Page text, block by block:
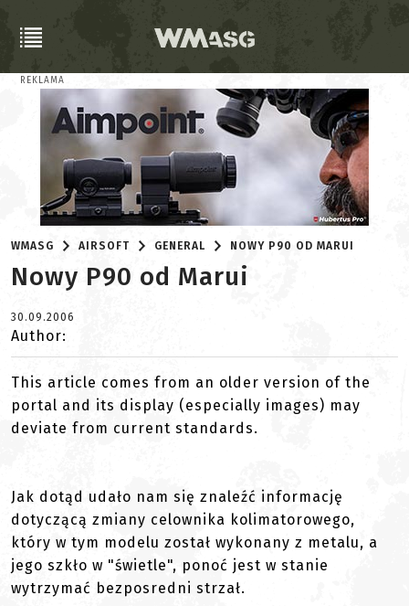
REKLAMA
WMASG AIRSOFT GENERAL NOWY P90 OD MARUI
Nowy P90 od Marui
30.09.2006
Author:
This article comes from an older version of the
portal and its display (especially images) may
deviate from current standards.
Jak dotąd udało nam się znaleźć informację
dotyczącą zmiany celownika kolimatorowego,
który w tym modelu został wykonany z metalu, a
jego szkło w "świetle", ponoć jest w stanie
wytrzymać bezposredni strzał.